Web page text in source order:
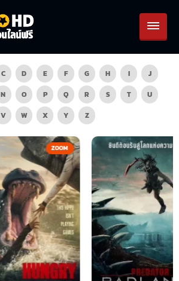
C D E F G H I
J
N O P Q R S T
U
V
W X Y Z
ZOOM HD